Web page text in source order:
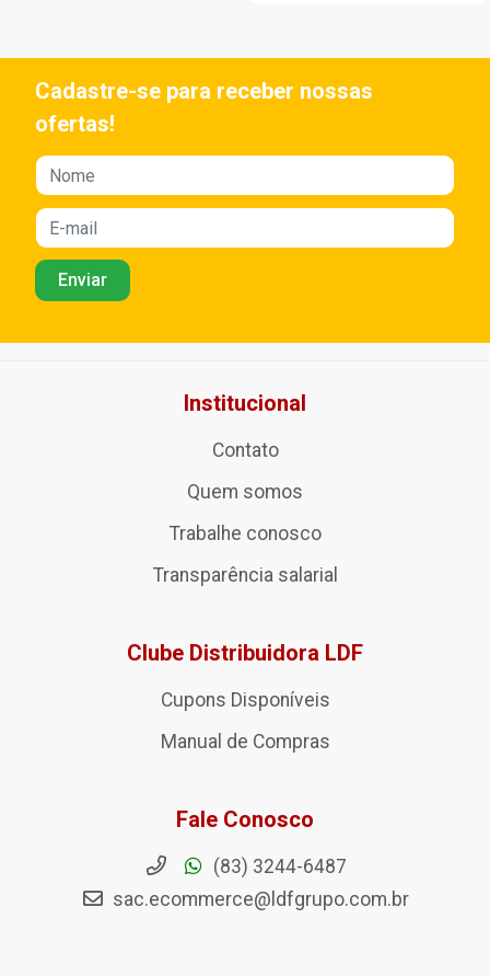
Cadastre-se para receber nossas
ofertas!
Institucional
Contato
Quem somos
Trabalhe conosco
Transparência salarial
Clube Distribuidora LDF
Cupons Disponíveis
Manual de Compras
Fale Conosco
(83) 3244-6487
sac.ecommerce@ldfgrupo.com.br